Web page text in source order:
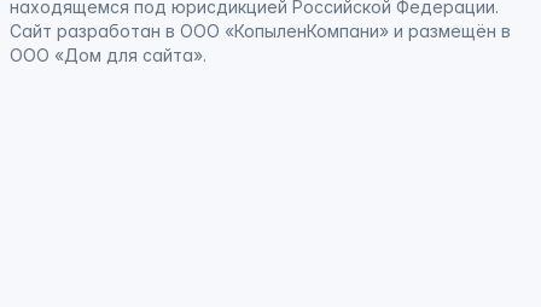
находящемся под юрисдикцией Российской Федерации.
Сайт разработан в ООО «КопыленКомпани» и размещён в
ООО «Дом для сайта».